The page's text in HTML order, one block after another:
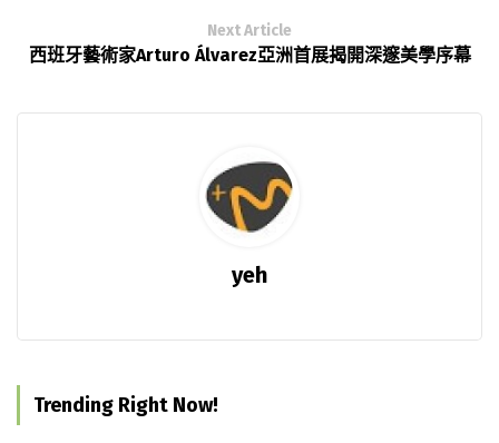
Next Article
西班牙藝術家Arturo Álvarez亞洲首展揭開深邃美學序幕
yeh
Trending Right Now!